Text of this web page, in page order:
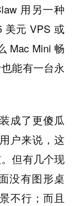
用另一种
美元 VPS 或
Mac Mini 畅
能有一台永
成了更傻瓜
户来说，这
但有几个现
没有图形桌
不行；而且